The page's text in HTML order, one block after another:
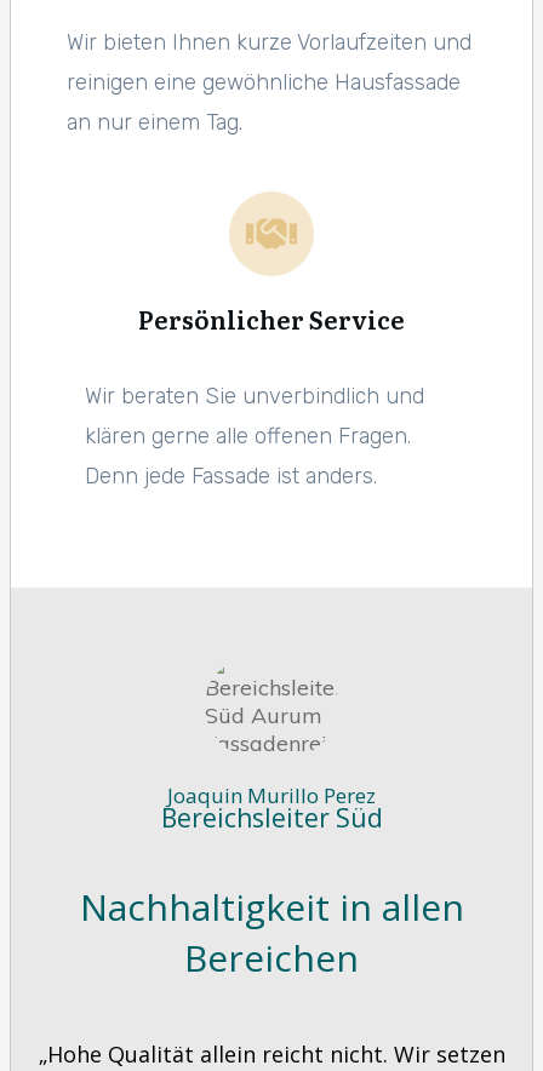
Wir bieten Ihnen kurze Vorlaufzeiten und
reinigen eine gewöhnliche Hausfassade
an nur einem Tag.
Persönlicher Service
Wir beraten Sie unverbindlich und
klären gerne alle offenen Fragen.
Denn jede Fassade ist anders.
Joaquin Murillo Perez
Bereichsleiter Süd
Nachhaltigkeit in allen
Bereichen
„Hohe Qualität allein reicht nicht. Wir setzen